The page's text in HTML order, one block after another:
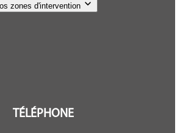
zones d'intervention
TÉLÉPHONE